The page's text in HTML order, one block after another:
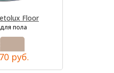
Floor
пола
руб.